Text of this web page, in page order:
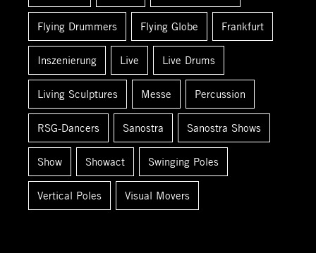
c
Flying Drummers Flying Globe Frankfurt
Inszenierung Live Live Drums
Living Sculptures Messe Percussion
RSG-Dancers Sanostra Sanostra Shows
Show Showact Swinging Poles
Vertical Poles Visual Movers